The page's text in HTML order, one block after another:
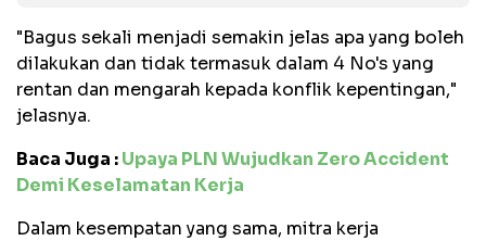
"Bagus sekali menjadi semakin jelas apa yang boleh
dilakukan dan tidak termasuk dalam 4 No's yang
rentan dan mengarah kepada konflik kepentingan,"
jelasnya.
Baca Juga :Upaya PLN Wujudkan Zero Accident
Demi Keselamatan Kerja
Dalam kesempatan yang sama, mitra kerja